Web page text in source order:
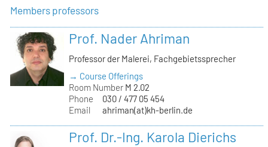
Members professors
Prof. Nader Ahriman
Professor der Malerei, Fachgebietssprecher
→ Course Offerings
Room Number M 2.02
Phone
030 / 477 05 454
Email
ahriman(at)kh-berlin.de
Prof. Dr.-Ing. Karola Dierichs